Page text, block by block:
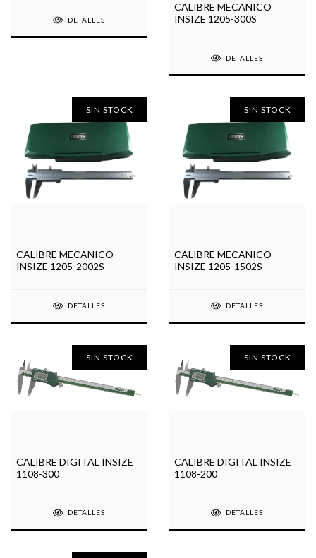
DETALLES
CALIBRE MECANICO
INSIZE 1205-300S
DETALLES
SIN STOCK
CALIBRE MECANICO
INSIZE 1205-2002S
DETALLES
SIN STOCK
CALIBRE MECANICO
INSIZE 1205-1502S
DETALLES
SIN STOCK
CALIBRE DIGITAL INSIZE
1108-300
DETALLES
SIN STOCK
CALIBRE DIGITAL INSIZE
1108-200
DETALLES